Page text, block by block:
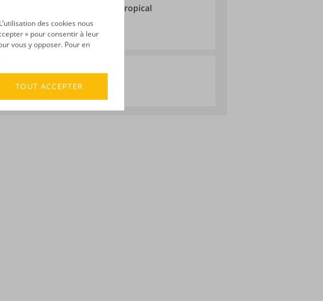
Tropical
:70CL
:40°
tous les produits :Saint Aubin
des cookies nous
» pour consentir à leur
vous y opposer. Pour en
TOUT ACCEPTER